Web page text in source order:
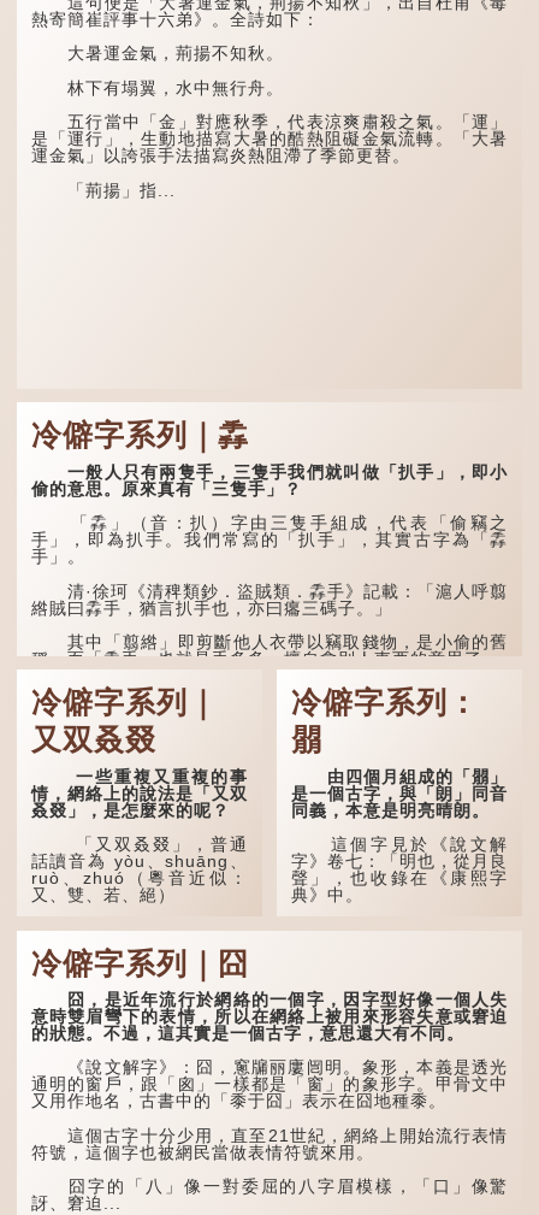
易注意到卻又幾乎遍布全身
的毛髮。毳毛的密度因人而
熱寄簡崔評事十六弟》。全詩如下：
大暑運金氣，荊揚不知秋。
林下有塌翼，水中無行舟。
五行當中「金」對應秋季，代表涼爽肅殺之氣。「運」
是「運行」，生動地描寫大暑的酷熱阻礙金氣流轉。「大暑
運金氣」以誇張手法描寫炎熱阻滯了季節更替。
「荊揚」指...
冷僻字系列｜掱
一般人只有兩隻手，三隻手我們就叫做「扒手」，即小
偷的意思。原來真有「三隻手」？
「掱」（音：扒）字由三隻手組成，代表「偷竊之
手」，即為扒手。我們常寫的「扒手」，其實古字為「掱
手」。
清·徐珂《清稗類鈔．盜賊類．掱手》記載：「滬人呼翦
綹賊曰掱手，猶言扒手也，亦曰癟三碼子。」
其中「翦綹」即剪斷他人衣帶以竊取錢物，是小偷的舊
稱。而「掱手」也就是手多多，擅自拿別人東西的意思了...
冷僻字系列｜
又双叒叕
一些重複又重複的事
情，網絡上的說法是「又双
叒叕」，是怎麼來的呢？
「又双叒叕」，普通
話讀音為 yòu、shuāng、
ruò、zhuó（粵音近似：
又、雙、若、絕）
「又」和「双」比較
易理解，前者表示再次，後
者表示一對，兩個「又」便
是「双」。
「叒」（音：若）原是
古代神話中的樹木名
稱。 《說文解字·叒部》：
「叒，日初出東方湯谷所登
榑桑，叒木也。」
「叕...
冷僻字系列：
朤
由四個月組成的「朤」
是一個古字，與「朗」同音
同義，本意是明亮晴朗。
這個字見於《說文解
字》卷七：「明也，從月良
聲」，也收錄在《康熙字
典》中。
這個字，用法頗多。
兩個卦名，這裏指天地、宇
宙等，形容政治清明，天下
太平！
「天空朤朤，任鳥兒高
飛。」也是指天清氣明，鳥
兒可高飛。
「朤朤脆脆」就是形容
辦事爽快乾脆。我們熟...
冷僻字系列｜囧
囧，是近年流行於網絡的一個字，因字型好像一個人失
意時雙眉彎下的表情，所以在網絡上被用來形容失意或窘迫
的狀態。不過，這其實是一個古字，意思還大有不同。
《說文解字》：囧，窻牖丽廔闿明。象形，本義是透光
通明的窗戶，跟「囪」一樣都是「窗」的象形字。甲骨文中
又用作地名，古書中的「黍于囧」表示在囧地種黍。
這個古字十分少用，直至21世紀，網絡上開始流行表情
符號，這個字也被網民當做表情符號來用。
囧字的「八」像一對委屈的八字眉模樣，「口」像驚
訝、窘迫...